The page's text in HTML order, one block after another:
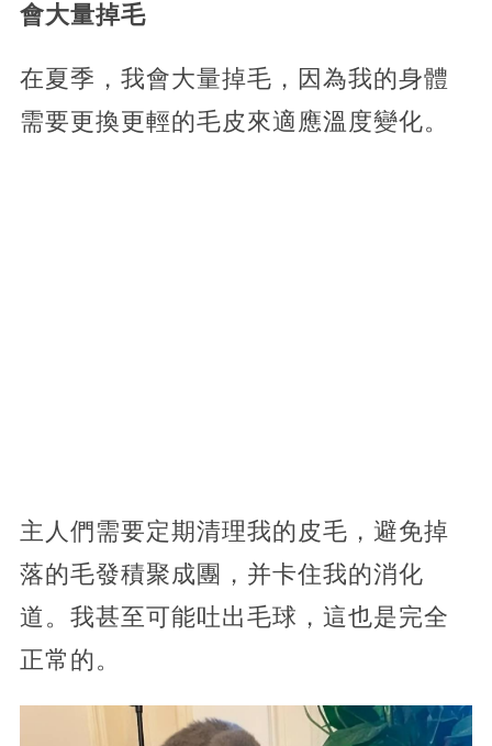
會大量掉毛
在夏季，我會大量掉毛，因為我的身體
需要更換更輕的毛皮來適應溫度變化。
主人們需要定期清理我的皮毛，避免掉
落的毛發積聚成團，并卡住我的消化
道。我甚至可能吐出毛球，這也是完全
正常的。